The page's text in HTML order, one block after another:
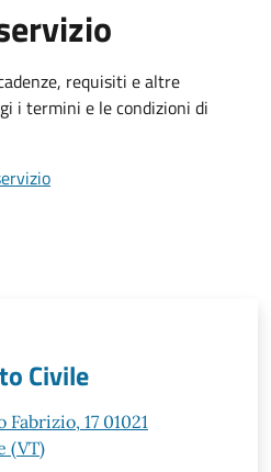
requisiti e altre
i termini e le condizioni di
Civile
17 01021
(VT)